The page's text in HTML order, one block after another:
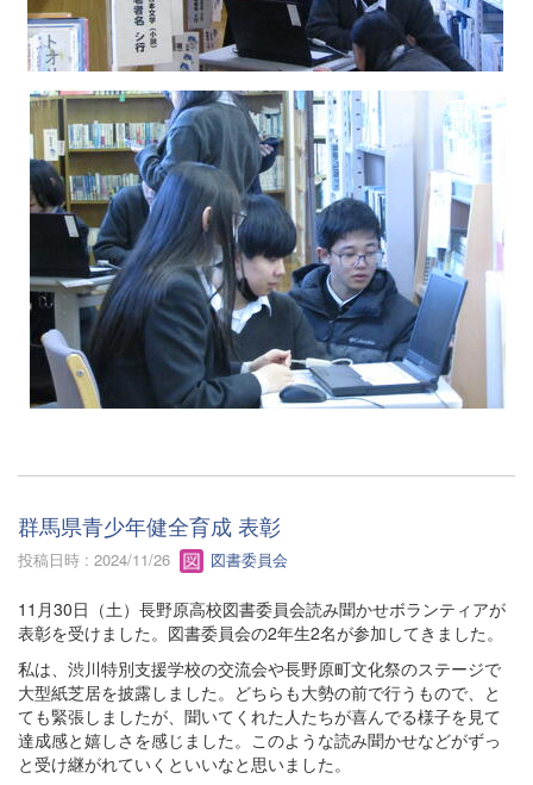
群馬県青少年健全育成 表彰
投稿日時 : 2024/11/26 図書委員会
11月30日（土）長野原高校図書委員会読み聞かせボランティアが
表彰を受けました。図書委員会の2年生2名が参加してきました。
私は、渋川特別支援学校の交流会や長野原町文化祭のステージで
大型紙芝居を披露しました。どちらも大勢の前で行うもので、と
ても緊張しましたが、聞いてくれた人たちが喜んでる様子を見て
達成感と嬉しさを感じました。このような読み聞かせなどがずっ
と受け継がれていくといいなと思いました。